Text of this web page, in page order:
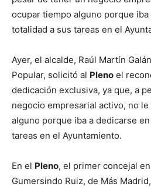
ocupar tiempo alguno porque
totalidad a sus tareas en el
Ayer, el alcalde, Raúl Martín
Popular, solicitó al Pleno el
dedicación exclusiva, ya que, a
negocio empresarial activo, no
alguno porque iba a dedicarse
tareas en el Ayuntamiento.
En el Pleno, el primer concejal
Gumersindo Ruiz, de Más